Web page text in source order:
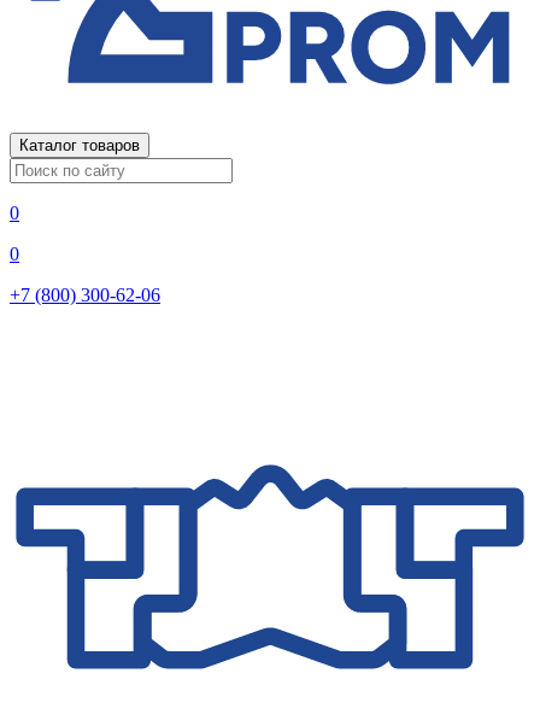
Каталог товаров
0
0
+7 (800) 300-62-06